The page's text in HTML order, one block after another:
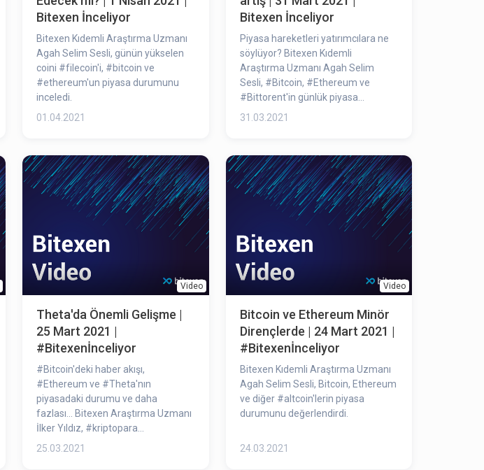
Bitexen İnceliyor
Bitexen Kıdemli Araştırma Uzmanı
Agah Selim Sesli, günün yükselen
coini #filecoin​'i, #bitcoin​ ve
#ethereum​'un piyasa durumunu
inceledi.
01.04.2021
Bitexen İnceliyor
Piyasa hareketleri yatırımcılara ne
söylüyor? Bitexen Kıdemli
Araştırma Uzmanı Agah Selim
Sesli, #Bitcoin​, #Ethereum​ ve
#Bittorent​'in günlük piyasa
durumunu inceledi.
31.03.2021
Video
Theta'da Önemli Gelişme |
25 Mart 2021 |
#Bitexenİnceliyor
#Bitcoin​'deki haber akışı,
#Ethereum​ ve #Theta​'nın
piyasadaki durumu ve daha
fazlası... Bitexen Araştırma Uzmanı
İlker Yıldız, #kriptopara​
piyasasındaki son gelişmeleri
25.03.2021
Video
Bitcoin ve Ethereum Minör
Dirençlerde | 24 Mart 2021 |
#Bitexenİnceliyor
Bitexen Kıdemli Araştırma Uzmanı
Agah Selim Sesli, Bitcoin, Ethereum
ve diğer #altcoin​'lerin piyasa
durumunu değerlendirdi.
24.03.2021